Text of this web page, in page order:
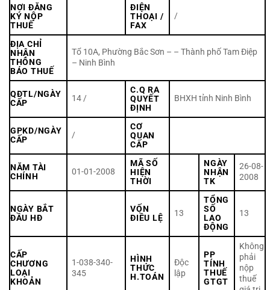
NƠI ĐĂNG
KÝ NỘP
THUẾ
ĐIỆN
THOẠI /
FAX
/
ĐỊA CHỈ
NHẬN
THÔNG
BÁO THUẾ
Tổ 10A, Phường Bắc Sơn – – Thành phố Tam Điệp
– Ninh Bình
QĐTL/NGÀY
CẤP
14 /
C.Q RA
QUYẾT
ĐỊNH
BHXH tỉnh Ninh Bình
GPKD/NGÀY
CẤP
/
CƠ
QUAN
CẤP
NĂM TÀI
CHÍNH
01-01-2008
MÃ SỐ
HIỆN
THỜI
NGÀY
NHẬN
TK
26-08-
2008
NGÀY BẮT
ĐẦU HĐ
VỐN
ĐIỀU LỆ
13
TỔNG
SỐ
LAO
ĐỘNG
13
CẤP
CHƯƠNG
LOẠI
KHOẢN
1-038-340-
345
HÌNH
THỨC
H.TOÁN
Độc
lập
PP
TÍNH
THUẾ
GTGT
Không
phải
nộp
thuế